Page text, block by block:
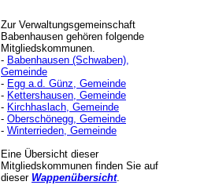
Zur Verwaltungsgemeinschaft
Babenhausen gehören folgende
Mitgliedskommunen.
- Babenhausen (Schwaben),
Gemeinde
- Egg a.d. Günz, Gemeinde
- Kettershausen, Gemeinde
- Kirchhaslach, Gemeinde
- Oberschönegg, Gemeinde
- Winterrieden, Gemeinde
Eine Übersicht dieser
Mitgliedskommunen finden Sie auf
dieser Wappenübersicht.